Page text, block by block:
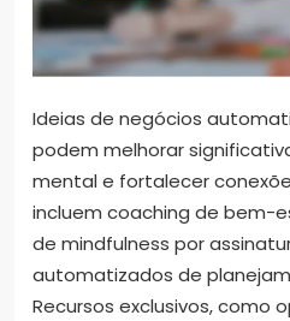
Ideias de negócios
podem melhorar
mental e fortalecer
incluem coaching de bem-
de mindfulness por
automatizados de
Recursos exclusivos, como